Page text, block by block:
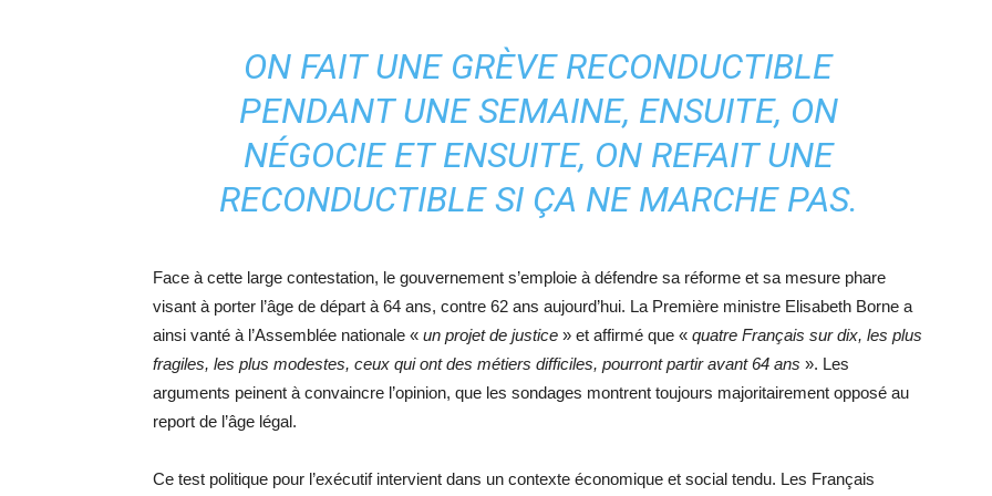
ON FAIT UNE GRÈVE RECONDUCTIBLE
PENDANT UNE SEMAINE, ENSUITE, ON
NÉGOCIE ET ENSUITE, ON REFAIT UNE
RECONDUCTIBLE SI ÇA NE MARCHE PAS.
Face à cette large contestation, le gouvernement s’emploie à défendre sa réforme et sa mesure phare
visant à porter l’âge de départ à 64 ans, contre 62 ans aujourd’hui. La Première ministre Elisabeth Borne a
ainsi vanté à l’Assemblée nationale « un projet de justice » et affirmé que « quatre Français sur dix, les plus
fragiles, les plus modestes, ceux qui ont des métiers difficiles, pourront partir avant 64 ans ». Les
arguments peinent à convaincre l’opinion, que les sondages montrent toujours majoritairement opposé au
report de l’âge légal.
Ce test politique pour l’exécutif intervient dans un contexte économique et social tendu. Les Français